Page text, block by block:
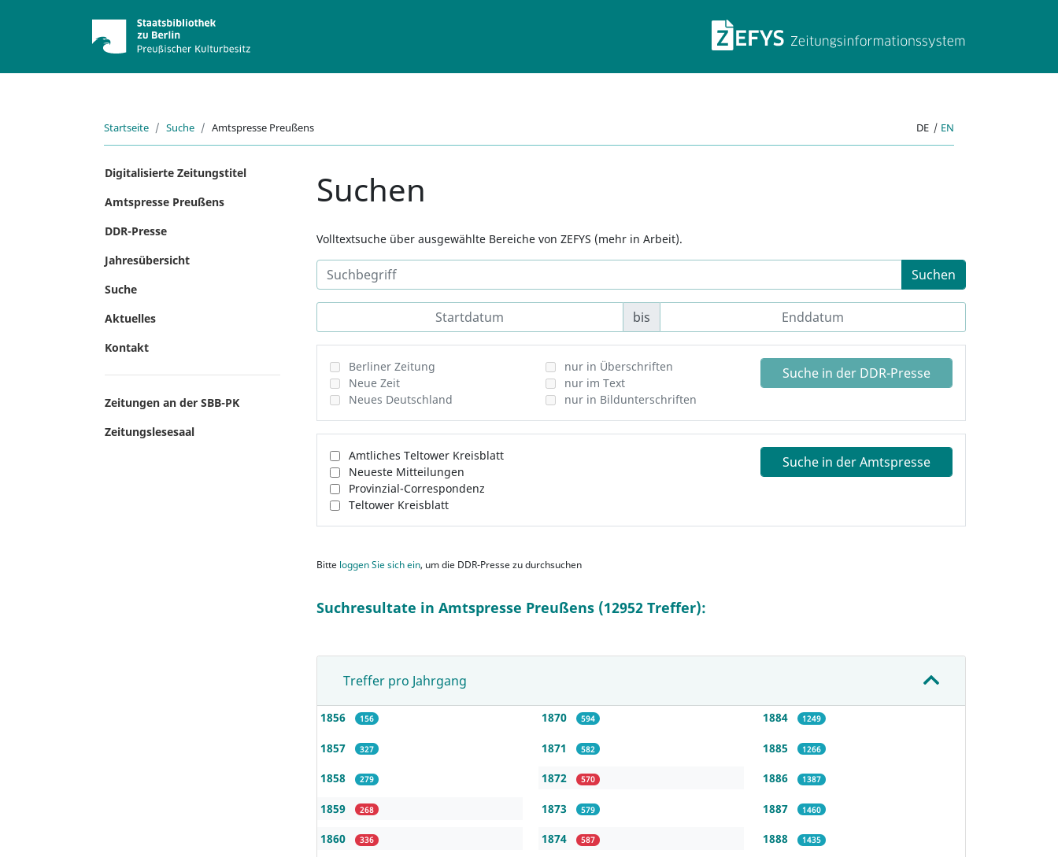
ZEFYS
Startseite Suche Amtspresse Preußens DE | EN
Digitalisierte Zeitungstitel
Amtspresse Preußens
DDR-Presse
Jahresübersicht
Suche
Aktuelles
Kontakt
Zeitungen an der SBB-PK
Zeitungslesesaal
Suchen
Volltextsuche über ausgewählte Bereiche von ZEFYS (mehr in Arbeit).
Suchen
bis
Berliner Zeitung
Neue Zeit
Neues Deutschland
nur in Überschriften
nur im Text
nur in Bildunterschriften
Suche in der DDR-Presse
Amtliches Teltower Kreisblatt
Neueste Mitteilungen
Provinzial-Correspondenz
Teltower Kreisblatt
Suche in der Amtspresse
Bitte loggen Sie sich ein, um die DDR-Presse zu durchsuchen
Suchresultate in Amtspresse Preußens (12952 Treffer):
Treffer pro Jahrgang
1856 156
1857 327
1858 279
1859 268
1860 336
1870 594
1871 582
1872 570
1873 579
1874 587
1884 1249
1885 1266
1886 1387
1887 1460
1888 1435